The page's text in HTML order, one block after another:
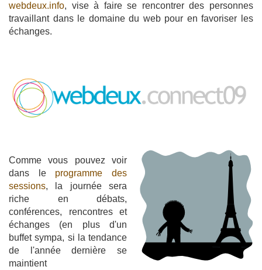
webdeux.info, vise à faire se rencontrer des personnes
travaillant dans le domaine du web pour en favoriser les
échanges.
Comme vous pouvez voir
dans le programme des
sessions, la journée sera
riche en débats,
conférences, rencontres et
échanges (en plus d'un
buffet sympa, si la tendance
de l'année dernière se
maintient